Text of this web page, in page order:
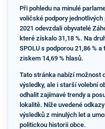
Při pohledu na minulé
voličské podpory
2021 odevzdali obyvatelé
které získalo 31,18 %. Na
SPOLU s podporou 21,86 %
ziskem 14,69 % hlasů.
Tato stránka nabízí možnost
výsledky, ale i starší volební
odhalit zajímavé trendy a
lokalitě. Níže uvedené
výsledků z minulých let a
politickou historii obce.